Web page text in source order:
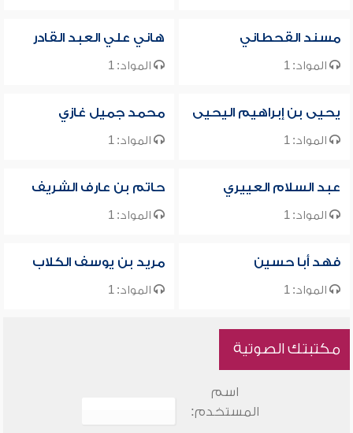
مسند القحطاني
المواد: 1
هاني علي العبد القادر
المواد: 1
يحيى بن إبراهيم اليحيى
المواد: 1
محمد جميل غازي
المواد: 1
عبد السلام العييري
المواد: 1
حاتم بن عارف الشريف
المواد: 1
فهد أبا حسين
المواد: 1
مريد بن يوسف الكلاب
المواد: 1
مكتبتك الصوتية
اسم
المستخدم: